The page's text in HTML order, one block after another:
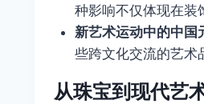
种影响不仅体现在装
新艺术运动中的中国
些跨文化交流的艺术
从珠宝到现代艺